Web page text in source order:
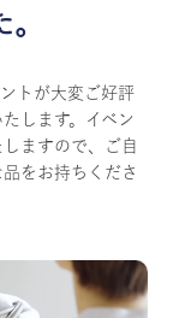
トが大変ご好評
します。イベン
ますので、ご自
をお持ちくださ